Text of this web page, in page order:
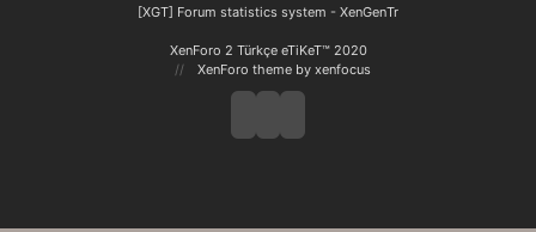
[XGT] Forum statistics system - XenGenTr
XenForo 2 Türkçe eTiKeT™ 2020
XenForo theme by xenfocus